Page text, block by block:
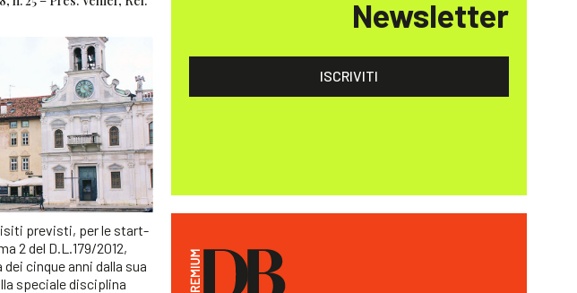
previsti, per le start-
2 del D.L.179/2012,
cinque anni dalla sua
speciale disciplina
Newsletter
ISCRIVITI